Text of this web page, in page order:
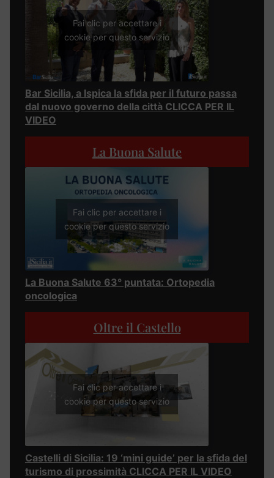
Fai clic per accettare i
cookie per questo servizio
Bar Sicilia, a Ispica la sfida per il futuro passa
dal nuovo governo della città CLICCA PER IL
VIDEO
La Buona Salute
Fai clic per accettare i
cookie per questo servizio
La Buona Salute 63° puntata: Ortopedia
oncologica
Oltre il Castello
Fai clic per accettare i
cookie per questo servizio
Castelli di Sicilia: 19 ‘mini guide’ per la sfida del
turismo di prossimità CLICCA PER IL VIDEO